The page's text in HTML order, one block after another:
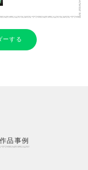
ーする
品事例